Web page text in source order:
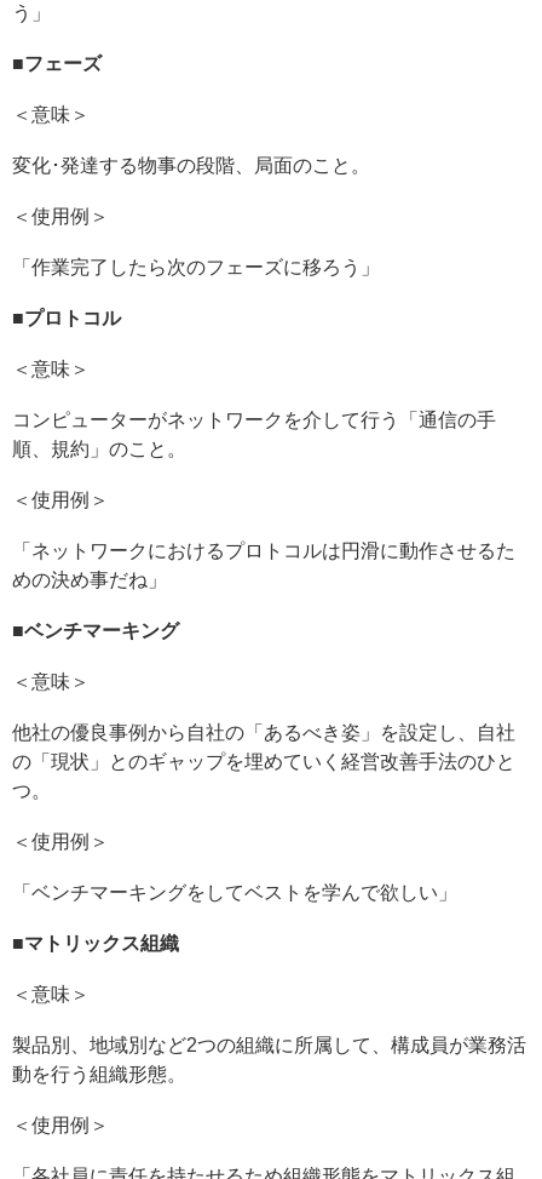
う」
■フェーズ
＜意味＞
変化･発達する物事の段階、局面のこと。
＜使用例＞
「作業完了したら次のフェーズに移ろう」
■プロトコル
＜意味＞
コンピューターがネットワークを介して行う「通信の手
順、規約」のこと。
＜使用例＞
「ネットワークにおけるプロトコルは円滑に動作させるた
めの決め事だね」
■ベンチマーキング
＜意味＞
他社の優良事例から自社の「あるべき姿」を設定し、自社
の「現状」とのギャップを埋めていく経営改善手法のひと
つ。
＜使用例＞
「ベンチマーキングをしてベストを学んで欲しい」
■マトリックス組織
＜意味＞
製品別、地域別など2つの組織に所属して、構成員が業務活
動を行う組織形態。
＜使用例＞